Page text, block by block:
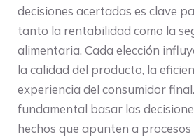
decisiones acertadas es clave
tanto la rentabilidad como la
alimentaria. Cada elección
la calidad del producto, la
experiencia del consumidor
fundamental basar las
hechos que apunten a